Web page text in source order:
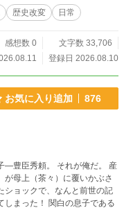
歴史改変 日常
感想数 0
文字数 33,706
登録日 2026.08.10
お気に入り追加 876
―豊臣秀頼。 それが俺だ。 産
が母上（茶々）に覆いかぶさ
ショックで、なんと前世の記
白の息子である